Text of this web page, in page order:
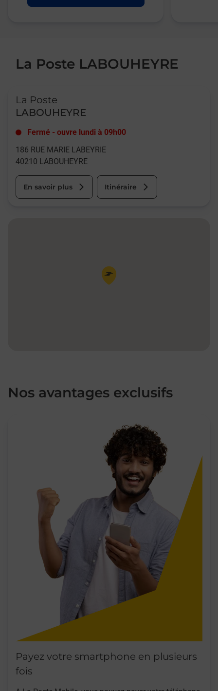
La Poste LABOUHEYRE
La Poste
LABOUHEYRE
Fermé - ouvre lundi à 09h00
186 RUE MARIE LABEYRIE
40210 LABOUHEYRE
En savoir plus Itinéraire
Pin de la carte
Nos avantages exclusifs
Payez votre smartphone en plusieurs
fois